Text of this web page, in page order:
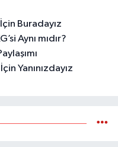
Buradayız
Aynı mıdır?
Yanınızdayız